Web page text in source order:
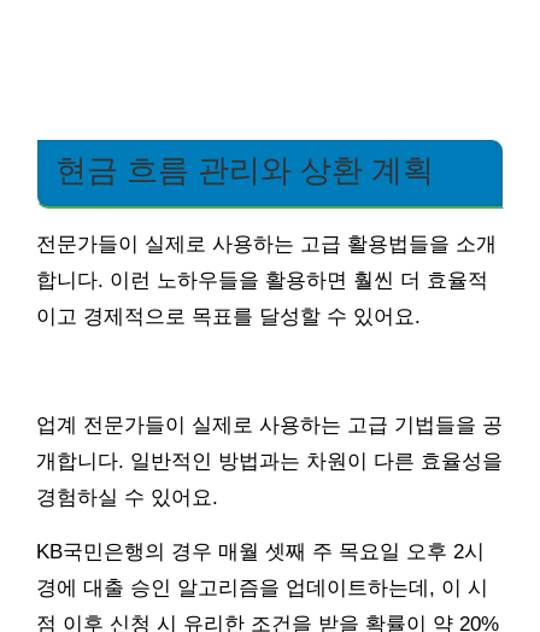
현금 흐름 관리와 상환 계획
전문가들이 실제로 사용하는 고급 활용법들을 소개
합니다. 이런 노하우들을 활용하면 훨씬 더 효율적
이고 경제적으로 목표를 달성할 수 있어요.
업계 전문가들이 실제로 사용하는 고급 기법들을 공
개합니다. 일반적인 방법과는 차원이 다른 효율성을
경험하실 수 있어요.
KB국민은행의 경우 매월 셋째 주 목요일 오후 2시
경에 대출 승인 알고리즘을 업데이트하는데, 이 시
점 이후 신청 시 유리한 조건을 받을 확률이 약 20%